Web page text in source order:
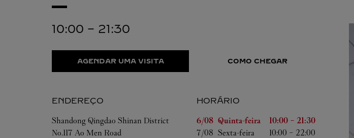
10:00 - 21:30
AGENDAR UMA VISITA COMO CHEGAR
ENDEREÇO
Shandong Qingdao Shinan District
No.117 Ao Men Road
HORÁRIO
Dia da SemanaHorário
6/08 Quinta-feira 10:00 - 21:30
7/08 Sexta-feira 10:00 - 22:00